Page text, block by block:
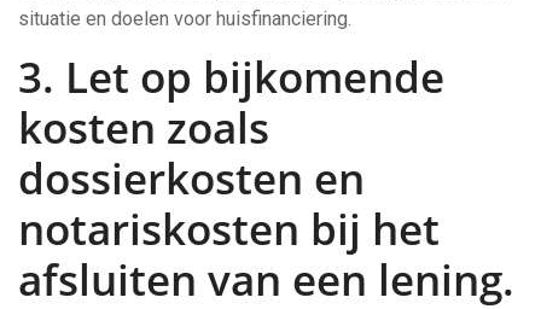
situatie en doelen voor huisfinanciering.
3. Let op bijkomende
kosten zoals
dossierkosten en
notariskosten bij het
afsluiten van een lening.